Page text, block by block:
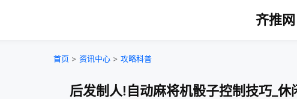
齐推网
首页 > 资讯中心 > 攻略科普
后发制人!自动麻将机骰子控制技巧_